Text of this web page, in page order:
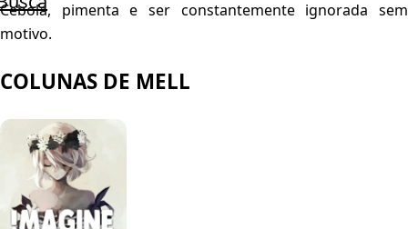
Cebola, pimenta e ser constantemente ignorada sem
motivo.
COLUNAS DE MELL